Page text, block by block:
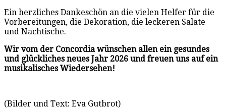
Ein herzliches Dankeschön an die vielen Helfer für die
Vorbereitungen, die Dekoration, die leckeren Salate
und Nachtische.
Wir vom der Concordia wünschen allen ein gesundes
und glückliches neues Jahr 2026 und freuen uns auf ein
musikalisches Wiedersehen!
(Bilder und Text: Eva Gutbrot)